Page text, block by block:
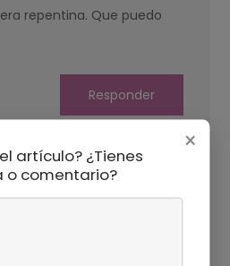
repentina. Que puedo
Responder
×
artículo? ¿Tienes
o comentario?